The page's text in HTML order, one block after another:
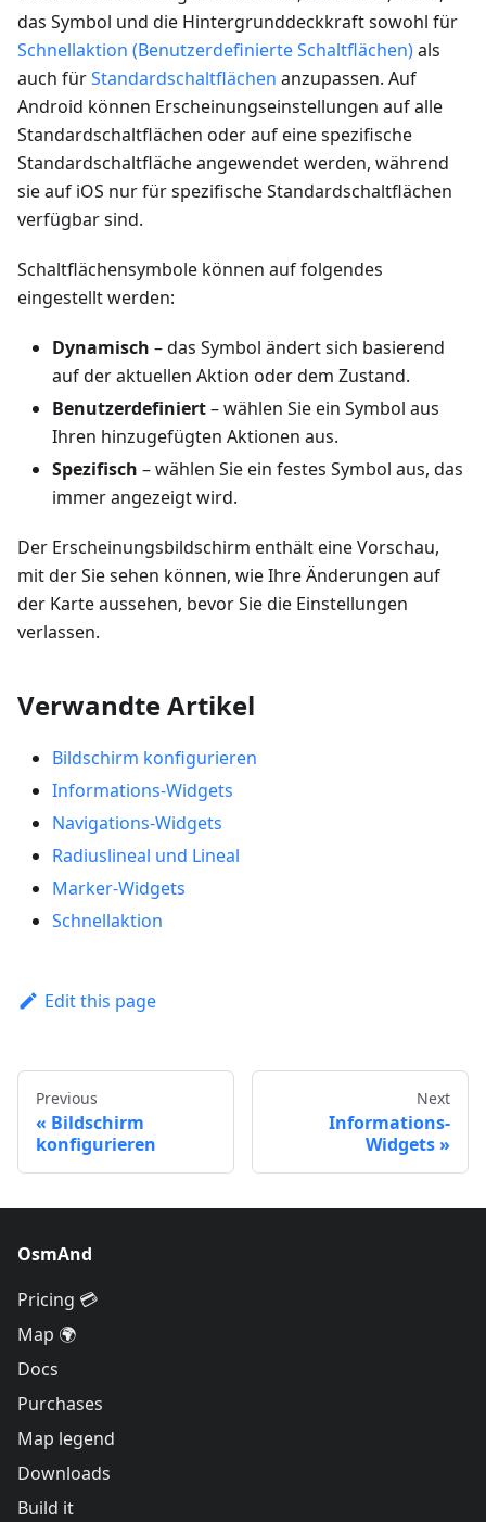
das Symbol und die Hintergrunddeckkraft sowohl für
Schnellaktion (Benutzerdefinierte Schaltflächen)als
auch fürStandardschaltflächen anzupassen. Auf
Android können Erscheinungseinstellungen auf alle
Standardschaltflächen oder auf eine spezifische
Standardschaltfläche angewendet werden, während
sie auf iOS nur für spezifische Standardschaltflächen
verfügbar sind.
Schaltflächensymbole können auf folgendes
eingestellt werden:
Dynamisch – das Symbol ändert sich basierend
auf der aktuellen Aktion oder dem Zustand.
Benutzerdefiniert– wählen Sie ein Symbol aus
Ihren hinzugefügten Aktionen aus.
Spezifisch – wählen Sie ein festes Symbol aus, das
immer angezeigt wird.
Der Erscheinungsbildschirm enthält eine Vorschau,
mit der Sie sehen können, wie Ihre Änderungen auf
der Karte aussehen, bevor Sie die Einstellungen
verlassen.
Verwandte Artikel
Bildschirm konfigurieren
Informations-Widgets
Navigations-Widgets
Radiuslineal und Lineal
Marker-Widgets
Schnellaktion
Edit this page
Previous
Bildschirm
konfigurieren
Next
Informations-
Widgets
OsmAnd
Pricing 💳
Map 🌍
Docs
Purchases
Map legend
Downloads
Build it